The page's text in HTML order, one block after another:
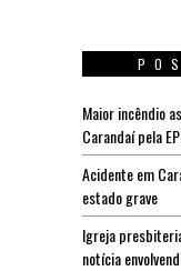
Maior incêndio
Carandaí pela
Acidente em
estado grave
Igreja
notícia